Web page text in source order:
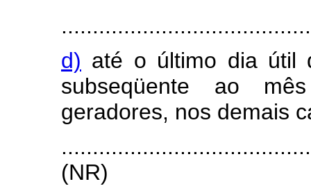
d) até o último dia útil
subseqüente ao
geradores, nos demais
(NR)